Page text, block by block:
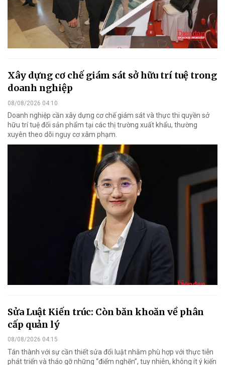
Xây dựng cơ chế giám sát sở hữu trí tuệ trong
doanh nghiệp
08/08/2026 04:10
Doanh nghiệp cần xây dựng cơ chế giám sát và thực thi quyền sở
hữu trí tuệ đối sản phẩm tại các thị trường xuất khẩu, thường
xuyên theo dõi nguy cơ xâm phạm.
Sửa Luật Kiến trúc: Còn băn khoăn về phân
cấp quản lý
08/08/2026 04:15
Tán thành với sự cần thiết sửa đổi luật nhằm phù hợp với thực tiễn
phát triển và tháo gỡ những “điểm nghẽn”, tuy nhiên, không ít ý kiến